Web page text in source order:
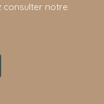
consulter notre